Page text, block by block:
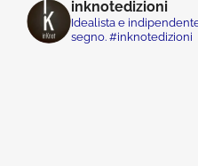
inknotedizioni
Idealista e
segno. #inknotedizioni